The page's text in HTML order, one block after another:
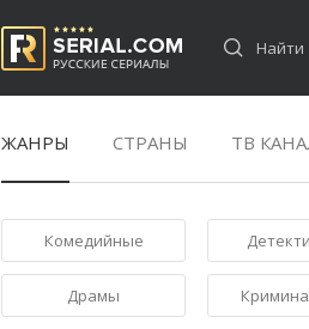
ЖАНРЫ СТРАНЫ ТВ
Комедийные
Драмы